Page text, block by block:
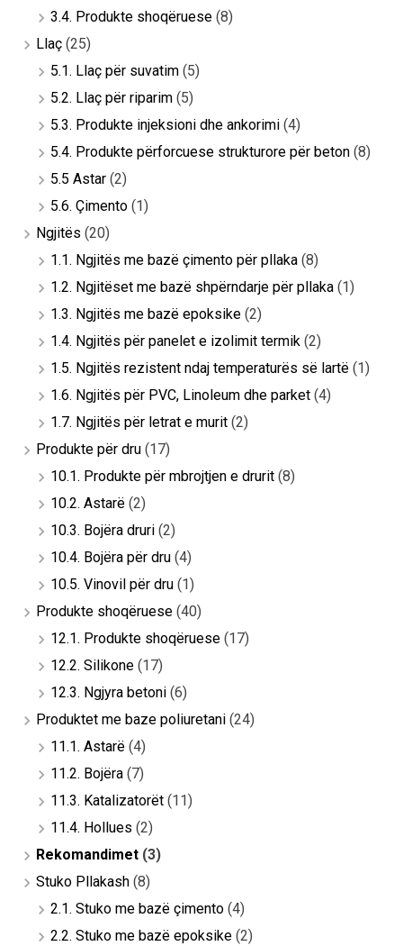
3.4. Produkte shoqëruese (8)
Llaç (25)
5.1. Llaç për suvatim (5)
5.2. Llaç për riparim (5)
5.3. Produkte injeksioni dhe ankorimi (4)
5.4. Produkte përforcuese strukturore për beton (8)
5.5 Astar (2)
5.6. Çimento (1)
Ngjitës (20)
1.1. Ngjitës me bazë çimento për pllaka (8)
1.2. Ngjitëset me bazë shpërndarje për pllaka (1)
1.3. Ngjitës me bazë epoksike (2)
1.4. Ngjitës për panelet e izolimit termik (2)
1.5. Ngjitës rezistent ndaj temperaturës së lartë (1)
1.6. Ngjitës për PVC, Linoleum dhe parket (4)
1.7. Ngjitës për letrat e murit (2)
Produkte për dru (17)
10.1. Produkte për mbrojtjen e drurit (8)
10.2. Astarë (2)
10.3. Bojëra druri (2)
10.4. Bojëra për dru (4)
10.5. Vinovil për dru (1)
Produkte shoqëruese (40)
12.1. Produkte shoqëruese (17)
12.2. Silikone (17)
12.3. Ngjyra betoni (6)
Produktet me baze poliuretani (24)
11.1. Astarë (4)
11.2. Bojëra (7)
11.3. Katalizatorët (11)
11.4. Hollues (2)
Rekomandimet (3)
Stuko Pllakash (8)
2.1. Stuko me bazë çimento (4)
2.2. Stuko me bazë epoksike (2)